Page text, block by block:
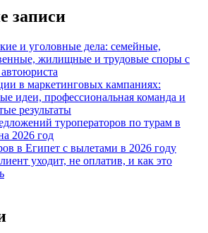
записи
и уголовные дела: семейные,
жилищные и трудовые споры с
в маркетинговых кампаниях:
идеи, профессиональная команда и
результаты
туроператоров по турам в
2026 год
в Египет с вылетами в 2026 году
уходит, не оплатив, и как это